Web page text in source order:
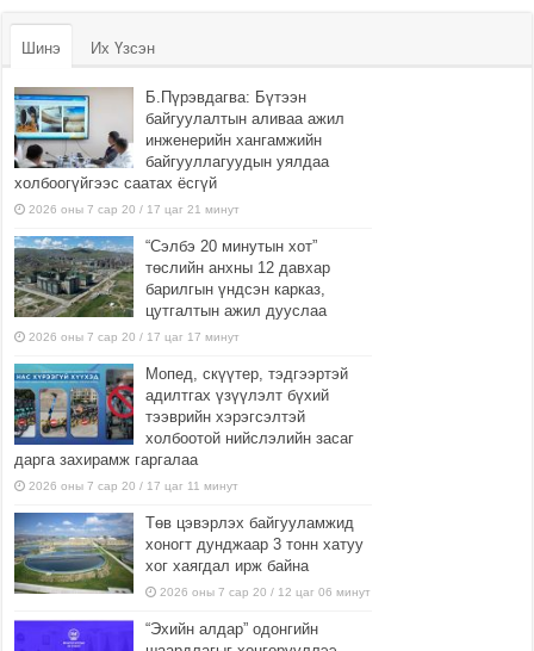
Шинэ Их Үзсэн
Б.Пүрэвдагва: Бүтээн
байгуулалтын аливаа ажил
инженерийн хангамжийн
байгууллагуудын уялдаа
холбоогүйгээс саатах ёсгүй
2026 оны 7 сар 20 / 17 цаг 21 минут
“Сэлбэ 20 минутын хот”
төслийн анхны 12 давхар
барилгын үндсэн карказ,
цутгалтын ажил дууслаа
2026 оны 7 сар 20 / 17 цаг 17 минут
Мопед, скүүтер, тэдгээртэй
адилтгах үзүүлэлт бүхий
тээврийн хэрэгсэлтэй
холбоотой нийслэлийн засаг
дарга захирамж гаргалаа
2026 оны 7 сар 20 / 17 цаг 11 минут
Төв цэвэрлэх байгууламжид
хоногт дунджаар 3 тонн хатуу
хог хаягдал ирж байна
2026 оны 7 сар 20 / 12 цаг 06 минут
“Эхийн алдар” одонгийн